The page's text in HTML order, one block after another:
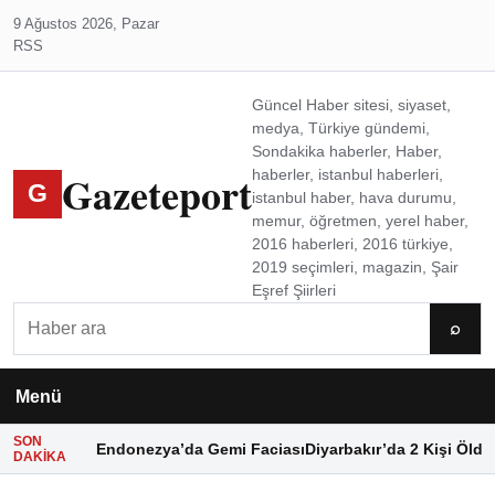
9 Ağustos 2026, Pazar
RSS
G Gazeteport
Güncel Haber sitesi, siyaset,
medya, Türkiye gündemi,
Sondakika haberler, Haber,
haberler, istanbul haberleri,
istanbul haber, hava durumu,
memur, öğretmen, yerel haber,
2016 haberleri, 2016 türkiye,
2019 seçimleri, magazin, Şair
Eşref Şiirleri
⌕
Menü
SON
DAKIKA
Endonezya’da Gemi FaciasıDiyarbakır’da 2 Kişi Öldü